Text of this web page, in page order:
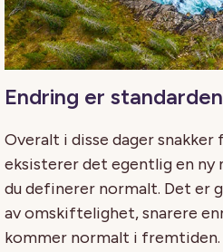
Endring er standarden
Overalt i disse dager snakker
eksisterer det egentligen ny
du definerer normalt. Det er
av omskiftelighet, snarere
kommer normalt i fremtiden.